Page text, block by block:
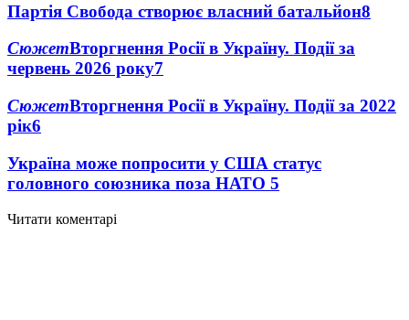
Партія Свобода створює власний батальйон8
СюжетВторгнення Росії в Україну. Події за
червень 2026 року7
СюжетВторгнення Росії в Україну. Події за 2022
рік6
Україна може попросити у США статус
головного союзника поза НАТО 5
Читати коментарі